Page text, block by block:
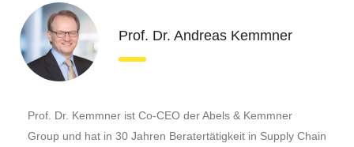
Prof. Dr. Andreas Kemmner
Prof. Dr. Kemmner ist Co-CEO der Abels & Kemmner
Group und hat in 30 Jahren Beratertätigkeit in Supply Chain